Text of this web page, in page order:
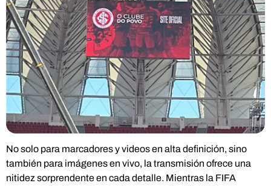
No solo para marcadores y videos en alta definición, sino
también para imágenes en vivo, la transmisión ofrece una
nitidez sorprendente en cada detalle. Mientras la FIFA